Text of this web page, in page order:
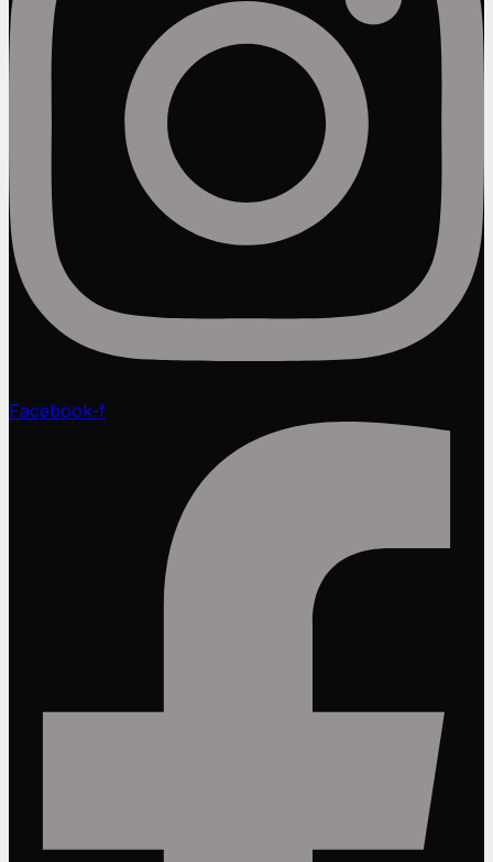
Facebook-f